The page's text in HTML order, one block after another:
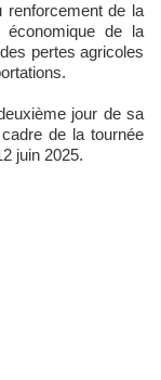
renforcement de la
économique de la
pertes agricoles
jour de sa
de la tournée
juin 2025.